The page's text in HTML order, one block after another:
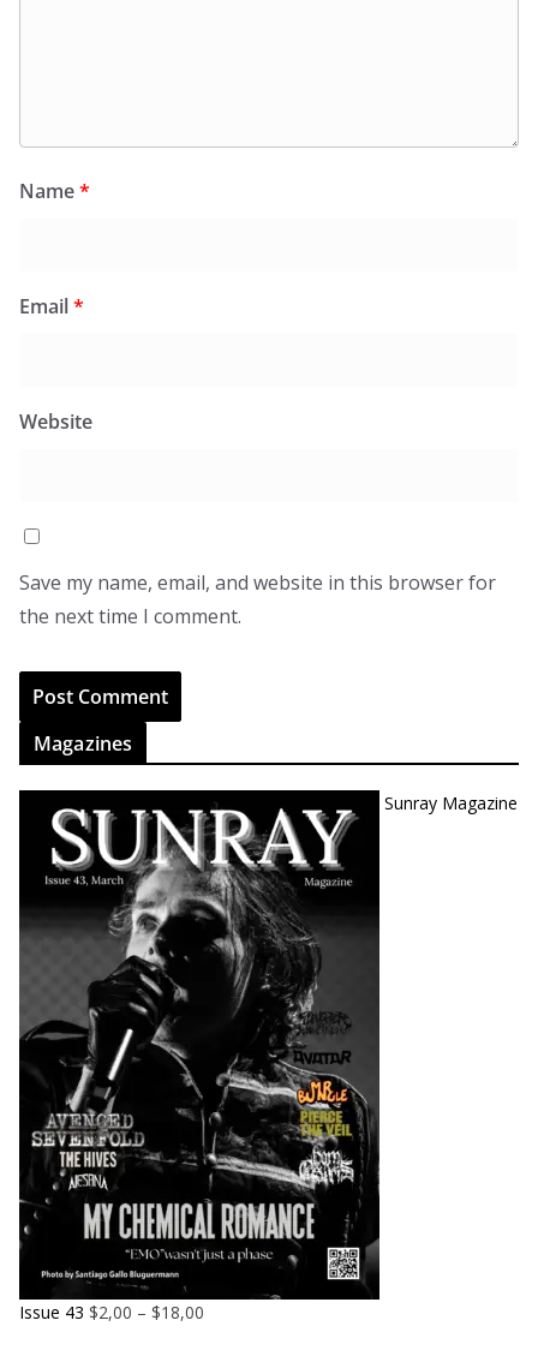
Name*
Email*
Website
Save my name, email, and website in this browser for
the next time I comment.
Magazines
Sunray Magazine
Issue 43 $2,00 – $18,00